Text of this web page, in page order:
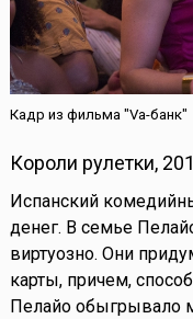
Кадр из фильма "Va-банк"
Короли рулетки,
Испанский
денег. В семье
виртуозно. Они
карты, причем,
Пелайо обыгрывало